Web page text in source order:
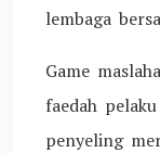
lembaga
Game
faedah
penyeling